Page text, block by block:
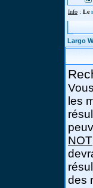
Info : Le
Largo
les
NOT
des